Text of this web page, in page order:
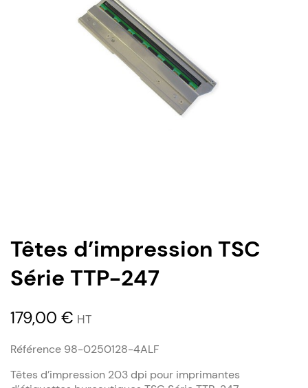
Têtes d’impression TSC
Série TTP-247
179,00 € HT
Référence 98-0250128-4ALF
Têtes d’impression 203 dpi pour imprimantes